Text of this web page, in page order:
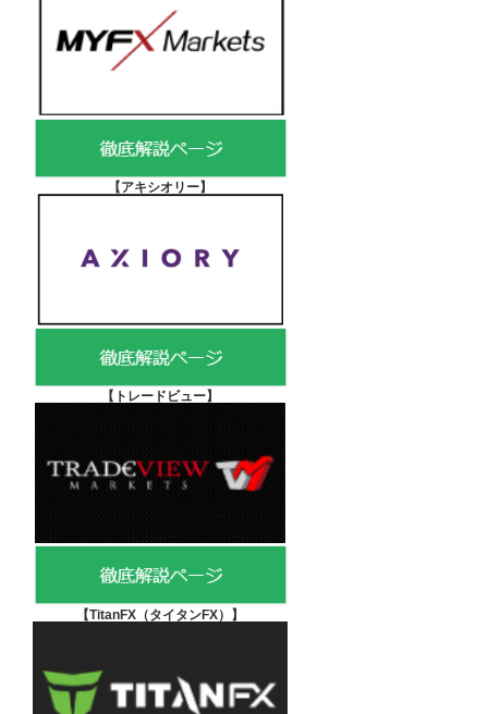
【アキシオリー】
【 トレードビュー】
【TitanFX（タイタンFX） 】